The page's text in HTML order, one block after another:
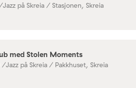
Jazz på Skreia / Stasjonen, Skreia
med Stolen Moments
/Jazz på Skreia / Pakkhuset, Skreia